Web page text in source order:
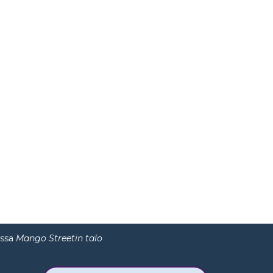
Mango Streetin talo